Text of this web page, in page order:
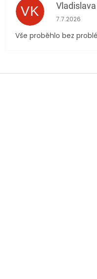
VK Hodnocení
7.7.2026
Vše proběhlo bez